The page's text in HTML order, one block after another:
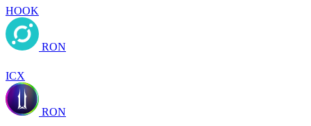
HOOK
RON
ICX
RON